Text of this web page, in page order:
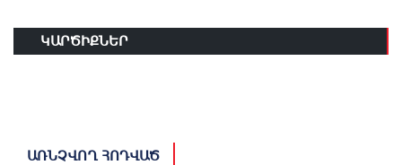
ԿԱՐԾԻՔՆԵՐ
ԱՌՆՉՎՈՂ ՀՈԴՎԱԾ